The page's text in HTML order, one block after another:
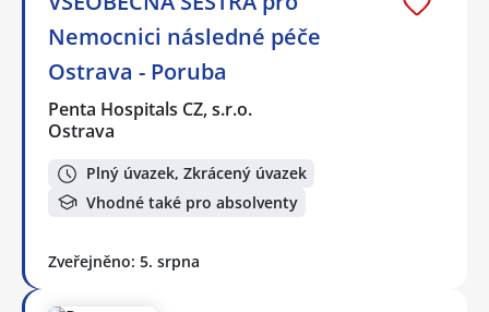
Nemocnici následné péče
Ostrava - Poruba
Penta Hospitals CZ, s.r.o.
Ostrava
Plný úvazek, Zkrácený úvazek
Vhodné také pro absolventy
Zveřejněno: 5. srpna